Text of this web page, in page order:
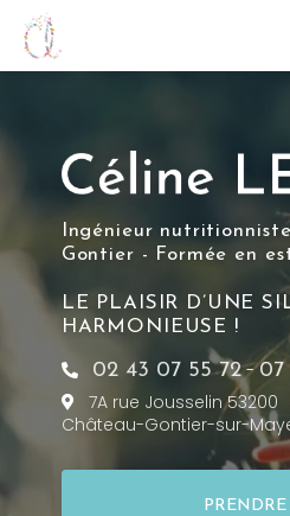
contenu
principal
Ingénieur
Gontier - Formée en
LE PLAISIR D’UNE
HARMONIEUSE !
02 43 07 55 72-07
7A rue Jousselin 53200
Château-Gontier-sur-
PRENDRE